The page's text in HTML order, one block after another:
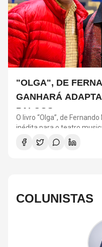
"OLGA", DE
GANHARÁ
PALCOS
O livro “Olga”, de
inédita para o teatro
direção de Tadeu Aguiar,
Rodrigues, composições
COLUNISTAS